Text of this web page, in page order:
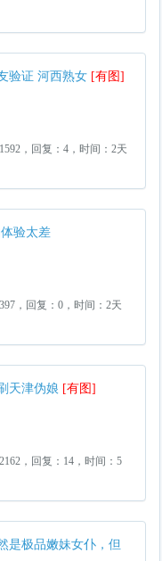
验证 河西熟女 [有图]
，回复：4，时间：2天
验太差
，回复：0，时间：2天
天津伪娘 [有图]
，回复：14，时间：5
是极品嫩妹女仆，但